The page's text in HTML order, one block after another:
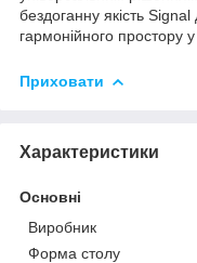
бездоганну якість
гармонійного простору
Приховати
Характеристики
Основні
Виробник
Форма столу